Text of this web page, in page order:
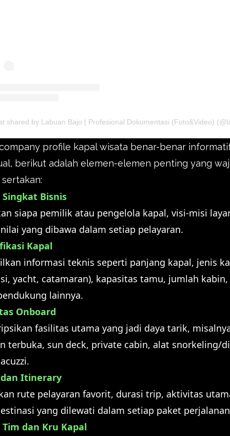
profile kapal wisata benar-benar
berikut adalah elemen-elemen penting yang
Bisnis
siapa pemilik atau pengelola kapal, visi-misi
yang dibawa dalam setiap pelayaran.
Kapal
informasi teknis seperti panjang kapal, jenis
yacht, catamaran), kapasitas tamu, jumlah
lainnya.
Onboard
fasilitas utama yang jadi daya tarik,
terbuka, sun deck, private cabin, alat snorkeling/
Itinerary
rute pelayaran favorit, durasi trip, aktivitas
yang dilewati dalam setiap paket
dan Kru Kapal